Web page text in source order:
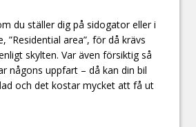
du ställer dig på sidogator eller i
”Residential area”, för då krävs
skylten. Var även försiktig så
någons uppfart – då kan din bil
och det kostar mycket att få ut